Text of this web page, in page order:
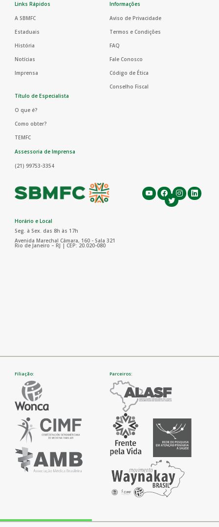
Links Rápidos
A SBMFC
Estaduais
História
Notícias
Imprensa
Informações
Aviso de Privacidade
Termos e Condições
FAQ
Fale Conosco
Código de Ética
Conselho Fiscal
Título de Especialista
O que é?
Como obter?
TEMFC
Assessoria de Imprensa
(21) 99753-3354
Horário e Local
Seg. à Sex. das 8h às 17h
Avenida Marechal Câmara, 160 - Sala 321
Rio de Janeiro – RJ | CEP: 20.020-080
Filiação: Parceiros: